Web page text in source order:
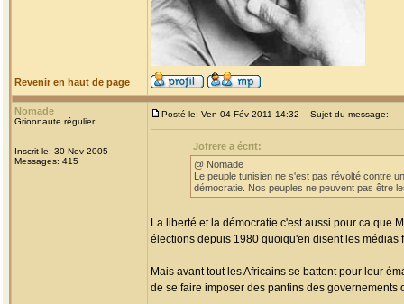
Revenir en haut de page
Nomade
Grioonaute régulier
Inscrit le: 30 Nov 2005
Messages: 415
Posté le: Ven 04 Fév 2011 14:32 Sujet du message:
Jofrere a écrit:
@ Nomade
Le peuple tunisien ne s'est pas révolté contre
démocratie. Nos peuples ne peuvent pas être
La liberté et la démocratie c'est aussi pour ca que
élections depuis 1980 quoiqu'en disent les médias
Mais avant tout les Africains se battent pour leur
de se faire imposer des pantins des governements